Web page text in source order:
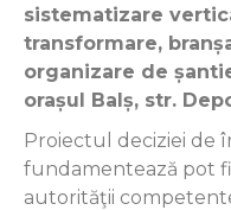
sistematizare
transformare,
organizare de
orașul Balș, str.
Proiectul deciziei de
fundamentează pot
autorităţii